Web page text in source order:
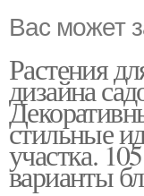
Вас может
Растения
дизайна
стильные
участка.
варианты